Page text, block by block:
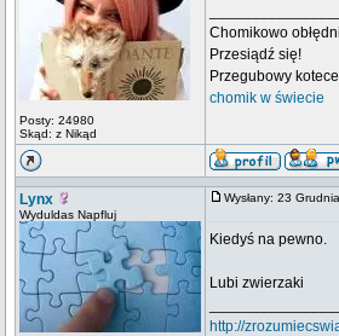
Posty: 24980
Skąd: z Nikąd
Chomikowo
Przesiądź się!
Przegubowy
chomik w świecie
Lynx
Wyduldas Napfluj
Wysłany: 23
Kiedyś na pewno.
Lubi zwierzaki
http://